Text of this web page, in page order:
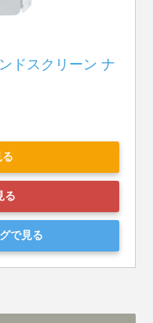
ドスクリーン ナ
る
る
で見る